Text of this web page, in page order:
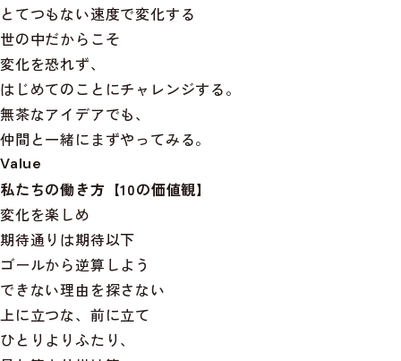
とてつもない速度で変化する
世の中だからこそ
変化を恐れず、
はじめてのことにチャレンジする。
無茶なアイデアでも、
仲間と一緒にまずやってみる。
Value
私たちの働き方【10の価値観】
変化を楽しめ
期待通りは期待以下
ゴールから逆算しよう
できない理由を探さない
上に立つな、前に立て
ひとりよりふたり、